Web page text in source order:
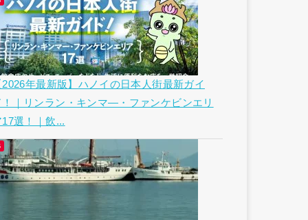
2026年最新版】ハノイの日本人街最新ガイ
！｜リンラン・キンマ―・ファンケビンエリ
17選！｜飲...